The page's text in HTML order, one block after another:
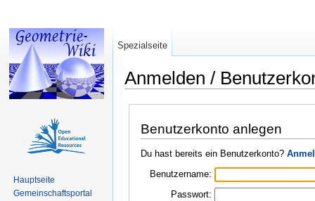
Anmelden /
Benutzerkonto anlegen
Du hast bereits ein Benutzerkonto?
Benutzername:
Passwort:
Spezialseite
Hauptseite
Gemeinschaftsportal